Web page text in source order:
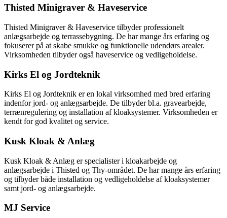
Thisted Minigraver & Haveservice
Thisted Minigraver & Haveservice tilbyder professionelt
anlægsarbejde og terrassebygning. De har mange års erfaring og
fokuserer på at skabe smukke og funktionelle udendørs arealer.
Virksomheden tilbyder også haveservice og vedligeholdelse.
Kirks El og Jordteknik
Kirks El og Jordteknik er en lokal virksomhed med bred erfaring
indenfor jord- og anlægsarbejde. De tilbyder bl.a. gravearbejde,
terrænregulering og installation af kloaksystemer. Virksomheden er
kendt for god kvalitet og service.
Kusk Kloak & Anlæg
Kusk Kloak & Anlæg er specialister i kloakarbejde og
anlægsarbejde i Thisted og Thy-området. De har mange års erfaring
og tilbyder både installation og vedligeholdelse af kloaksystemer
samt jord- og anlægsarbejde.
MJ Service